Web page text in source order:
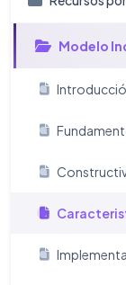
Modelo